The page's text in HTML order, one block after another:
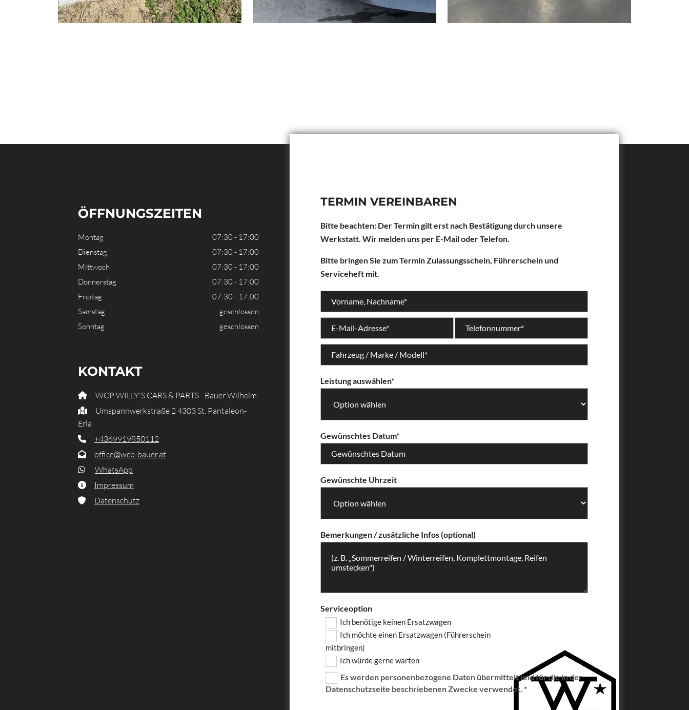
ÖFFNUNGSZEITEN
Montag
07:30 - 17:00
Dienstag
07:30 - 17:00
Mittwoch
07:30 - 17:00
Donnerstag
07:30 - 17:00
Freitag
07:30 - 17:00
Samstag
geschlossen
Sonntag
geschlossen
KONTAKT
 WCP WILLY'S CARS & PARTS - Bauer Wilhelm

Umspannwerkstraße 2 4303 St. Pantaleon-
Erla
 +4369919850112
 office@wcp-bauer.at
 WhatsApp
 Impressum
 Datenschutz
TERMIN VEREINBAREN
Bitte beachten: Der Termin gilt erst nach Bestätigung durch unsere
Werkstatt. Wir melden uns per E-Mail oder Telefon.
Bitte bringen Sie zum Termin Zulassungsschein, Führerschein und
Serviceheft mit.
Leistung auswählen*
Gewünschtes Datum*
Gewünschte Uhrzeit
Bemerkungen / zusätzliche Infos (optional)
Serviceoption
Ich benötige keinen Ersatzwagen
Ich möchte einen Ersatzwagen (Führerschein
mitbringen)
Ich würde gerne warten
Es werden personenbezogene Daten übermittelt und für die in der
Datenschutzseite beschriebenen Zwecke verwendet. *